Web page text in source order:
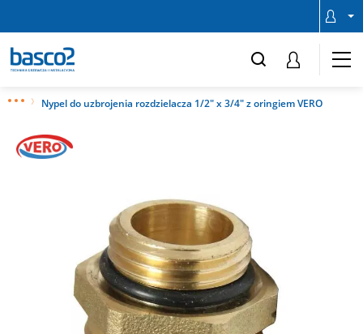
Nypel do uzbrojenia rozdzielacza 1/2" x 3/4" z oringiem VERO